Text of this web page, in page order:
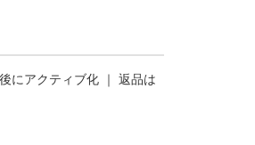
にアクティブ化 ｜ 返品は